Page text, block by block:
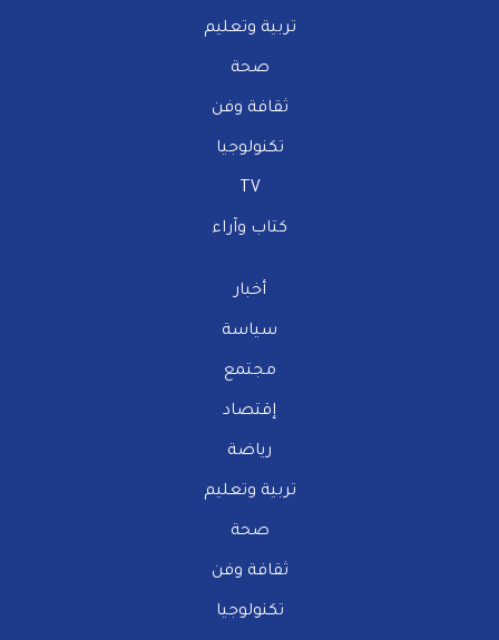
تربية وتعليم
صحة
ثقافة وفن
تكنولوجيا
TV
كتاب وآراء
أخبار
سياسة
مجتمع
إقتصاد
رياضة
تربية وتعليم
صحة
ثقافة وفن
تكنولوجيا